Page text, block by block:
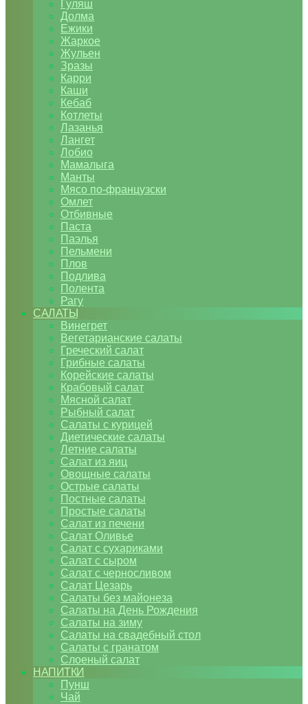
Гуляш
Долма
Ежики
Жаркое
Жульен
Зразы
Карри
Каши
Кебаб
Котлеты
Лазанья
Лангет
Лобио
Мамалыга
Манты
Мясо по-французски
Омлет
Отбивные
Паста
Паэлья
Пельмени
Плов
Подлива
Полента
Рагу
САЛАТЫ
Винегрет
Вегетарианские салаты
Греческий салат
Грибные салаты
Корейские салаты
Крабовый салат
Мясной салат
Рыбный салат
Салаты с курицей
Диетические салаты
Летние салаты
Салат из яиц
Овощные салаты
Острые салаты
Постные салаты
Простые салаты
Салат из печени
Салат Оливье
Салат с сухариками
Салат с сыром
Салат с черносливом
Салат Цезарь
Салаты без майонеза
Салаты на День Рождения
Салаты на зиму
Салаты на свадебный стол
Салаты с гранатом
Слоеный салат
НАПИТКИ
Пунш
Чай